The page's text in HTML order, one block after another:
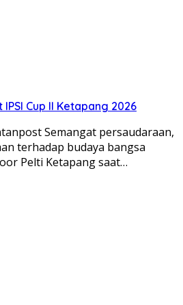
Cup II Ketapang 2026
Semangat persaudaraan,
terhadap budaya bangsa
Pelti Ketapang saat…